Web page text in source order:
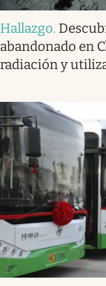
Hallazgo.
abandonado en
radiación y